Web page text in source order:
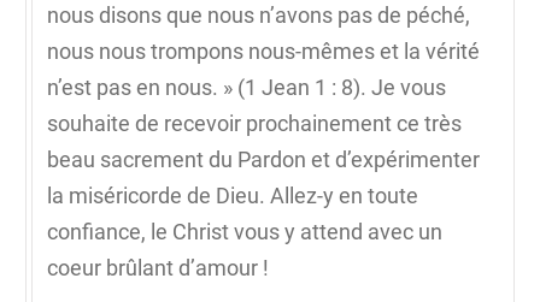
nous disons que nous n’avons pas de péché,
nous nous trompons nous-mêmes et la vérité
n’est pas en nous. » (1 Jean 1 : 8). Je vous
souhaite de recevoir prochainement ce très
beau sacrement du Pardon et d’expérimenter
la miséricorde de Dieu. Allez-y en toute
confiance, le Christ vous y attend avec un
coeur brûlant d’amour !